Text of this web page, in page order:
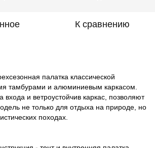
К сравнению
палатка классической
тамбурами и алюминиевым каркасом.
и ветроустойчив каркас, позволяют
не только для отдыха на природе, но
походах.